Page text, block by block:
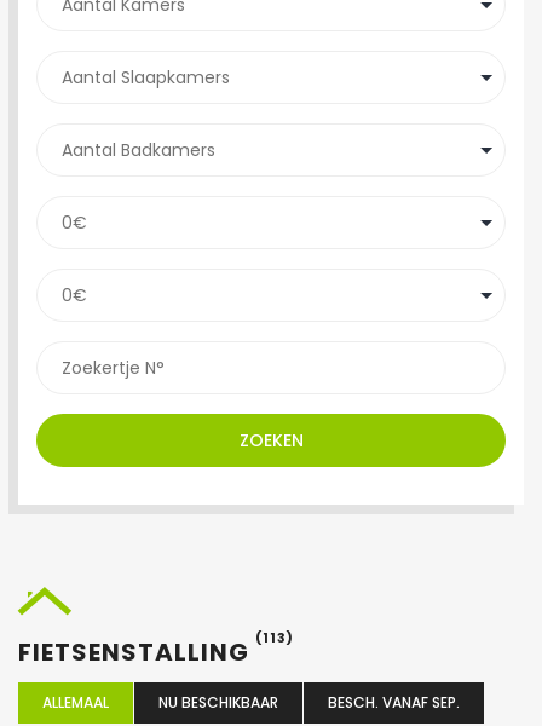
ZOEKEN
FIETSENSTALLING (113)
ALLEMAAL NU BESCHIKBAAR BESCH. VANAF SEP.